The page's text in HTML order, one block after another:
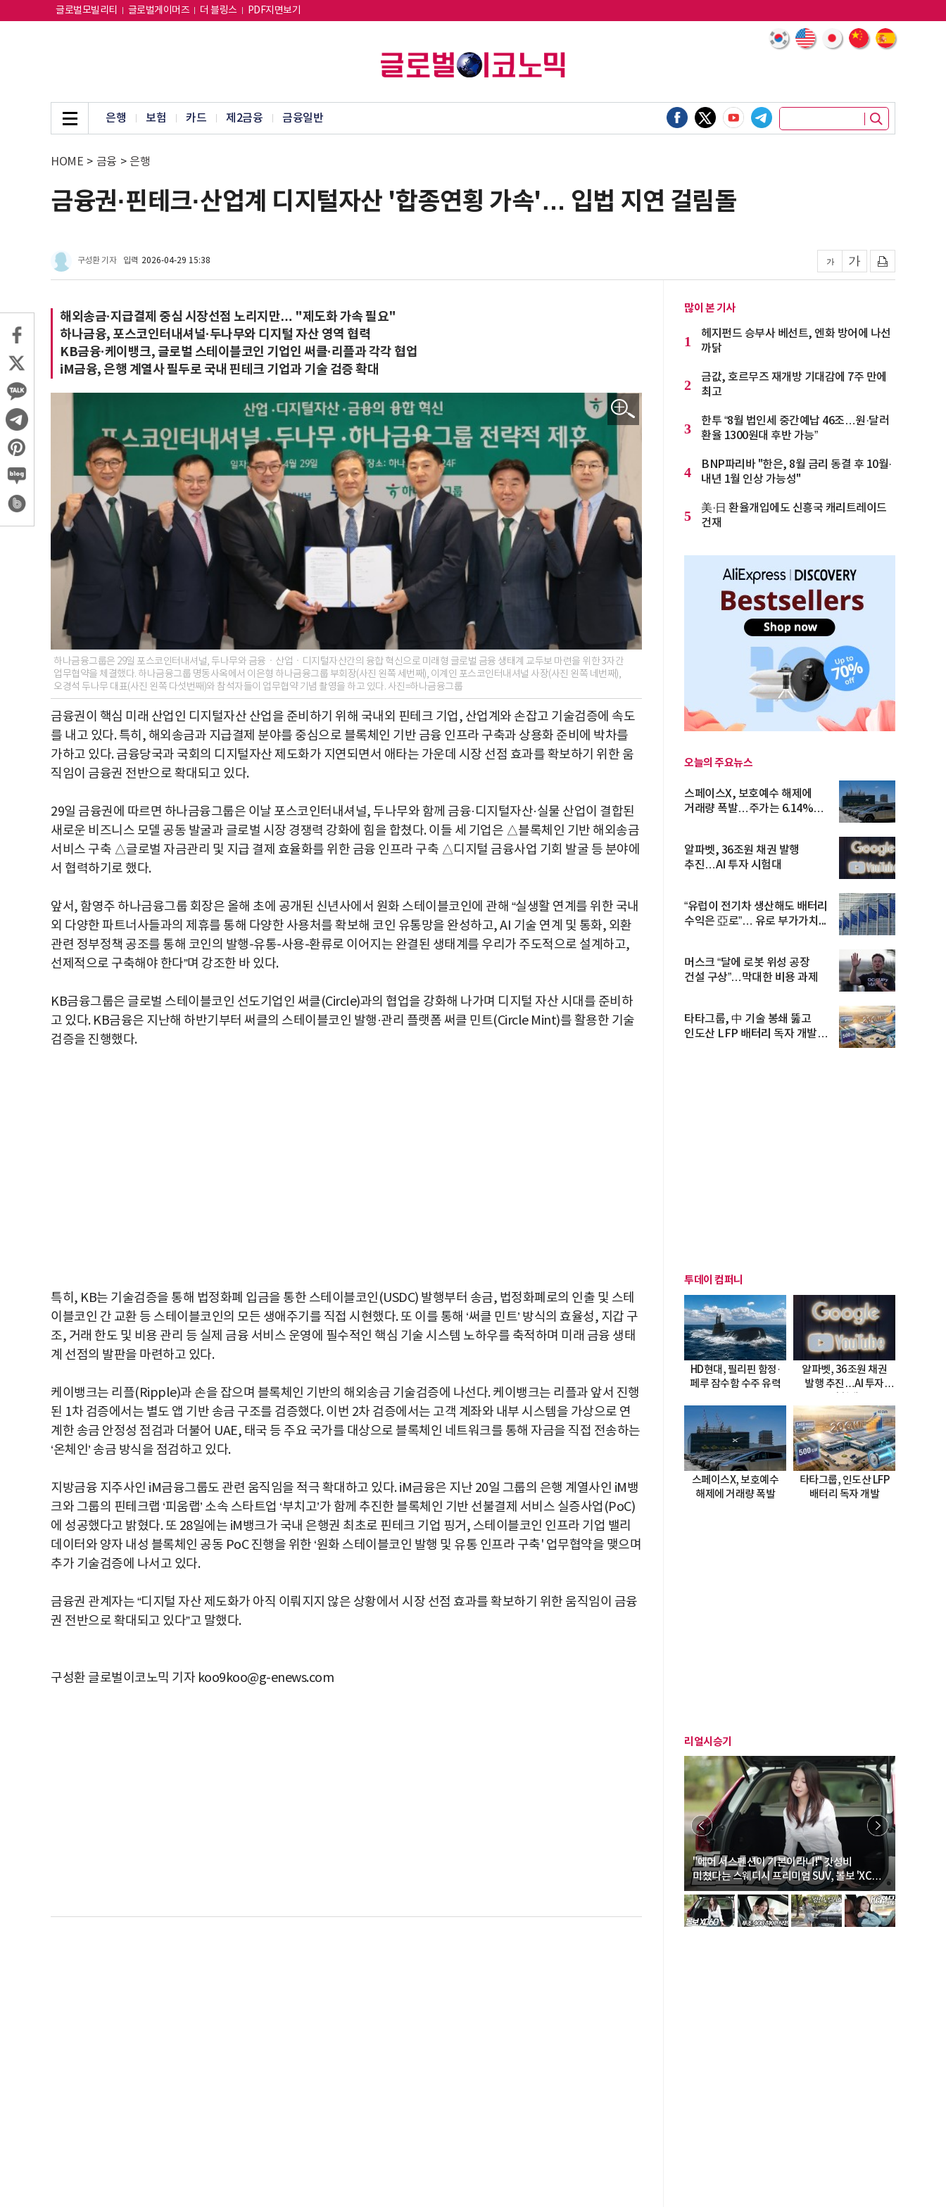
글로벌모빌리티 글로벌게이머즈 더 블링스 PDF지면보기
은행 보험 카드 제2금융 금융일반
HOME > 금융 > 은행
금융권·핀테크·산업계 디지털자산 '합종연횡 가속'… 입법 지연 걸림돌
구성환 기자 입력 2026-04-29 15:38
해외송금·지급결제 중심 시장선점 노리지만… "제도화 가속 필요"
하나금융, 포스코인터내셔널·두나무와 디지털 자산 영역 협력
KB금융·케이뱅크, 글로벌 스테이블코인 기업인 써클·리플과 각각 협업
iM금융, 은행 계열사 필두로 국내 핀테크 기업과 기술 검증 확대
하나금융그룹은 29일 포스코인터내셔널, 두나무와 금융ㆍ산업ㆍ디지털자산간의 융합 혁신으로 미래형 글로벌 금융 생태계 교두보 마련을 위한 3자간
업무협약을 체결했다. 하나금융그룹 명동사옥에서 이은형 하나금융그룹 부회장(사진 왼쪽 세번째), 이계인 포스코인터내셔널 사장(사진 왼쪽 네번째),
오경석 두나무 대표(사진 왼쪽 다섯번째)와 참석자들이 업무협약 기념 촬영을 하고 있다. 사진=하나금융그룹
금융권이 핵심 미래 산업인 디지털자산 산업을 준비하기 위해 국내외 핀테크 기업, 산업계와 손잡고 기술검증에 속도
를 내고 있다. 특히, 해외송금과 지급결제 분야를 중심으로 블록체인 기반 금융 인프라 구축과 상용화 준비에 박차를
가하고 있다. 금융당국과 국회의 디지털자산 제도화가 지연되면서 애타는 가운데 시장 선점 효과를 확보하기 위한 움
직임이 금융권 전반으로 확대되고 있다.
29일 금융권에 따르면 하나금융그룹은 이날 포스코인터내셔널, 두나무와 함께 금융·디지털자산·실물 산업이 결합된
새로운 비즈니스 모델 공동 발굴과 글로벌 시장 경쟁력 강화에 힘을 합쳤다. 이들 세 기업은 △블록체인 기반 해외송금
서비스 구축 △글로벌 자금관리 및 지급 결제 효율화를 위한 금융 인프라 구축 △디지털 금융사업 기회 발굴 등 분야에
서 협력하기로 했다.
앞서, 함영주 하나금융그룹 회장은 올해 초에 공개된 신년사에서 원화 스테이블코인에 관해 “실생활 연계를 위한 국내
외 다양한 파트너사들과의 제휴를 통해 다양한 사용처를 확보해 코인 유통망을 완성하고, AI 기술 연계 및 통화, 외환
관련 정부정책 공조를 통해 코인의 발행-유통-사용-환류로 이어지는 완결된 생태계를 우리가 주도적으로 설계하고,
선제적으로 구축해야 한다”며 강조한 바 있다.
KB금융그룹은 글로벌 스테이블코인 선도기업인 써클(Circle)과의 협업을 강화해 나가며 디지털 자산 시대를 준비하
고 있다. KB금융은 지난해 하반기부터 써클의 스테이블코인 발행·관리 플랫폼 써클 민트(Circle Mint)를 활용한 기술
검증을 진행했다.
특히, KB는 기술검증을 통해 법정화폐 입금을 통한 스테이블코인(USDC) 발행부터 송금, 법정화폐로의 인출 및 스테
이블코인 간 교환 등 스테이블코인의 모든 생애주기를 직접 시현했다. 또 이를 통해 ‘써클 민트’ 방식의 효율성, 지갑 구
조, 거래 한도 및 비용 관리 등 실제 금융 서비스 운영에 필수적인 핵심 기술 시스템 노하우를 축적하며 미래 금융 생태
계 선점의 발판을 마련하고 있다.
케이뱅크는 리플(Ripple)과 손을 잡으며 블록체인 기반의 해외송금 기술검증에 나선다. 케이뱅크는 리플과 앞서 진행
된 1차 검증에서는 별도 앱 기반 송금 구조를 검증했다. 이번 2차 검증에서는 고객 계좌와 내부 시스템을 가상으로 연
계한 송금 안정성 점검과 더불어 UAE, 태국 등 주요 국가를 대상으로 블록체인 네트워크를 통해 자금을 직접 전송하는
‘온체인’ 송금 방식을 점검하고 있다.
지방금융 지주사인 iM금융그룹도 관련 움직임을 적극 확대하고 있다. iM금융은 지난 20일 그룹의 은행 계열사인 iM뱅
크와 그룹의 핀테크랩 ‘피움랩’ 소속 스타트업 ‘부치고’가 함께 추진한 블록체인 기반 선불결제 서비스 실증사업(PoC)
에 성공했다고 밝혔다. 또 28일에는 iM뱅크가 국내 은행권 최초로 핀테크 기업 핑거, 스테이블코인 인프라 기업 밸리
데이터와 양자 내성 블록체인 공동 PoC 진행을 위한 ‘원화 스테이블코인 발행 및 유통 인프라 구축' 업무협약을 맺으며
추가 기술검증에 나서고 있다.
금융권 관계자는 “디지털 자산 제도화가 아직 이뤄지지 않은 상황에서 시장 선점 효과를 확보하기 위한 움직임이 금융
권 전반으로 확대되고 있다”고 말했다.
구성환 글로벌이코노믹 기자 koo9koo@g-enews.com
많이 본 기사
1
헤지펀드 승부사 베선트, 엔화 방어에 나선
까닭
2
금값, 호르무즈 재개방 기대감에 7주 만에
최고
3
한투 “8월 법인세 중간예납 46조…원·달러
환율 1300원대 후반 가능”
4
BNP파리바 "한은, 8월 금리 동결 후 10월·
내년 1월 인상 가능성"
5
美·日 환율개입에도 신흥국 캐리트레이드
건재
오늘의 주요뉴스
스페이스X, 보호예수 해제에
거래량 폭발…주가는 6.14%
알파벳, 36조원 채권 발행
추진…AI 투자 시험대
“유럽이 전기차 생산해도 배터리
수익은 亞로”… 유로 부가가치...
머스크 “달에 로봇 위성 공장
건설 구상”…막대한 비용 과제
타타그룹, 中 기술 봉쇄 뚫고
인도산 LFP 배터리 독자 개발…
투데이 컴퍼니
HD현대, 필리핀 함정·
페루 잠수함 수주 유력
알파벳, 36조원 채권
발행 추진…AI 투자
스페이스X, 보호예수
해제에 거래량 폭발
타타그룹, 인도산 LFP
배터리 독자 개발
리얼시승기
"에어 서스펜션이 기본이라니!" 갓성비
미쳤다는 스웨디시 프리미엄 SUV, 볼보 'XC60
B5 울트라'